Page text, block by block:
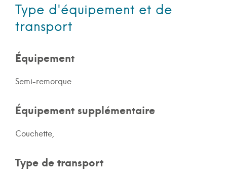
Type d'équipement et de
transport
Équipement
Semi-remorque
Équipement supplémentaire
Couchette,
Type de transport